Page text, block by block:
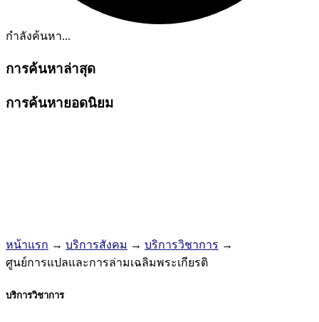
กำลังค้นหา...
การค้นหาล่าสุด
การค้นหายอดนิยม
หน้าแรก → บริการสังคม → บริการวิชาการ →
ศูนย์การแปลและการล่ามเฉลิมพระเกียรติ
บริการวิชาการ